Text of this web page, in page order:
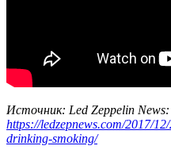
Источник: Led Zeppelin News:
https://ledzepnews.com/2017/
drinking-smoking/